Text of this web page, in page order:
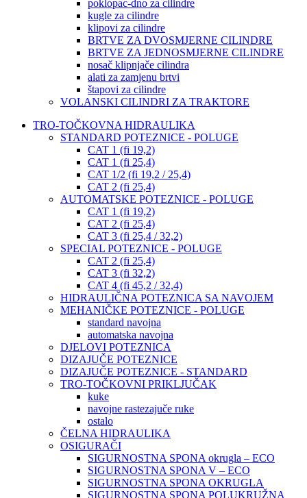
poklopac-dno za cilindre
kugle za cilindre
klipovi za cilindre
BRTVE ZA DVOSMJERNE CILINDRE
BRTVE ZA JEDNOSMJERNE CILINDRE
nosač klipnjače cilindra
alati za zamjenu brtvi
štapovi za cilindre
VOLANSKI CILINDRI ZA TRAKTORE
TRO-TOČKOVNA HIDRAULIKA
STANDARD POTEZNICE - POLUGE
CAT 1 (fi 19,2)
CAT 1 (fi 25,4)
CAT 1/2 (fi 19,2 / 25,4)
CAT 2 (fi 25,4)
AUTOMATSKE POTEZNICE - POLUGE
CAT 1 (fi 19,2)
CAT 2 (fi 25,4)
CAT 3 (fi 25,4 / 32,2)
SPECIAL POTEZNICE - POLUGE
CAT 2 (fi 25,4)
CAT 3 (fi 32,2)
CAT 4 (fi 45,2 / 32,4)
HIDRAULIČNA POTEZNICA SA NAVOJEM
MEHANIČKE POTEZNICE - POLUGE
standard navojna
automatska navojna
DJELOVI POTEZNICA
DIZAJUČE POTEZNICE
DIZAJUČE POTEZNICE - STANDARD
TRO-TOČKOVNI PRIKLJUČAK
kuke
navojne rastezajuče ruke
ostalo
ČELNA HIDRAULIKA
OSIGURAČI
SIGURNOSTNA SPONA okrugla – ECO
SIGURNOSTNA SPONA V – ECO
SIGURNOSTNA SPONA OKRUGLA
SIGURNOSTNA SPONA POLUKRUŽNA